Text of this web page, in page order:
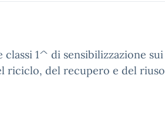
1^ di sensibilizzazione sui
riciclo, del recupero e del riuso